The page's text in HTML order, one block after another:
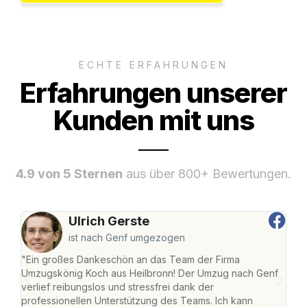
ECHTE ERFAHRUNGEN
Erfahrungen unserer
Kunden mit uns
4.9 von 5 Sternen aus über 800+ Bewertungen.
Ulrich Gerste
ist nach Genf umgezogen
"Ein großes Dankeschön an das Team der Firma
Umzugskönig Koch aus Heilbronn! Der Umzug nach Genf
verlief reibungslos und stressfrei dank der
professionellen Unterstützung des Teams. Ich kann